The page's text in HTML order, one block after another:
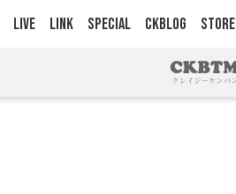
LIVE LINK SPECIAL CKBLOG STORE